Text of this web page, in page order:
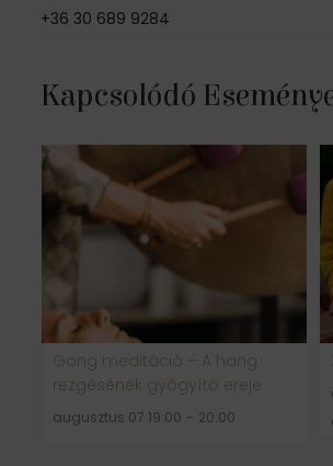
+36 30 689 9284
Kapcsolódó
Gong meditáció – A hang
rezgésének gyógyító ereje
augusztus 07 19:00 - 20:00